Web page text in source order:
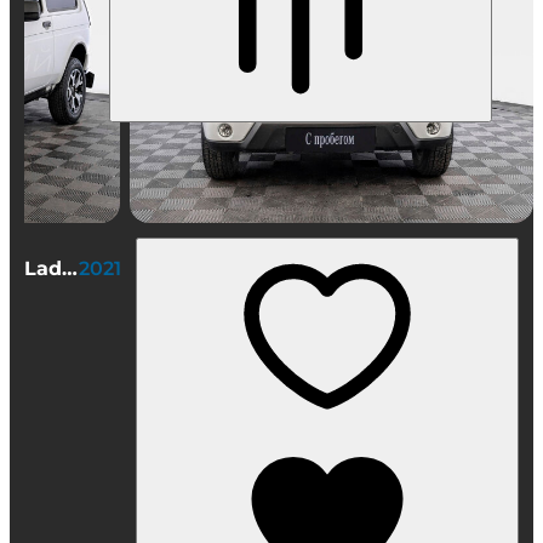
Lada (ВАЗ) Niva Legend 3 дв.2021